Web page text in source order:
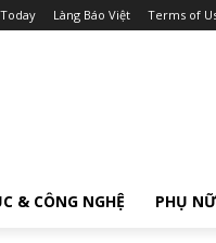
Làng Báo Việt Terms of
& CÔNG NGHỆ PHỤ NỮ